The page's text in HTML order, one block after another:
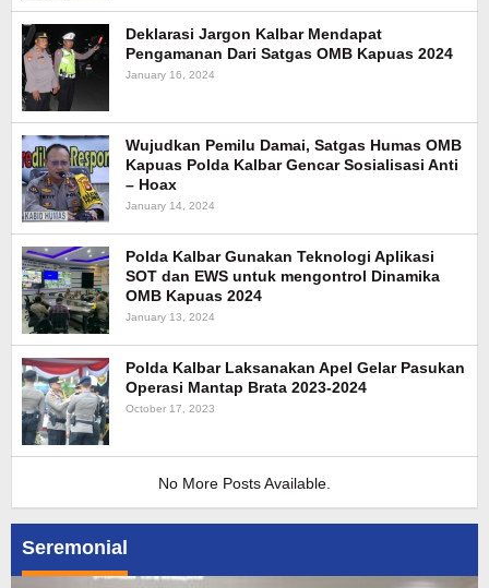
Seremonial
Deklarasi Jargon Kalbar Mendapat
Pengamanan Dari Satgas OMB Kapuas 2024
January 16, 2024
Wujudkan Pemilu Damai, Satgas Humas OMB
Kapuas Polda Kalbar Gencar Sosialisasi Anti
– Hoax
January 14, 2024
Polda Kalbar Gunakan Teknologi Aplikasi
SOT dan EWS untuk mengontrol Dinamika
OMB Kapuas 2024
January 13, 2024
Polda Kalbar Laksanakan Apel Gelar Pasukan
Operasi Mantap Brata 2023-2024
October 17, 2023
No More Posts Available.